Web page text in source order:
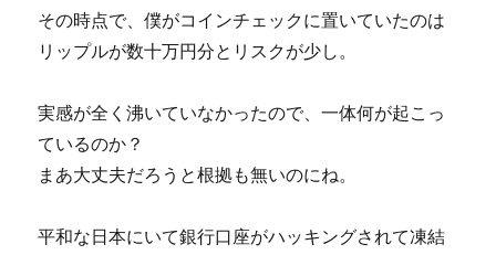
その時点で、僕がコインチェックに置いていたのは
リップルが数十万円分とリスクが少し。
実感が全く沸いていなかったので、一体何が起こっ
ているのか？
まあ大丈夫だろうと根拠も無いのにね。
平和な日本にいて銀行口座がハッキングされて凍結